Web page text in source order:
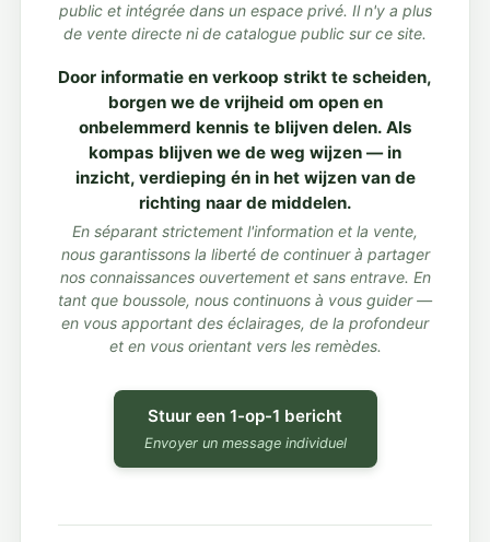
public et intégrée dans un espace privé. Il n'y a plus
de vente directe ni de catalogue public sur ce site.
Door informatie en verkoop strikt te scheiden,
borgen we de vrijheid om open en
onbelemmerd kennis te blijven delen. Als
kompas blijven we de weg wijzen — in
inzicht, verdieping én in het wijzen van de
richting naar de middelen.
En séparant strictement l'information et la vente,
nous garantissons la liberté de continuer à partager
nos connaissances ouvertement et sans entrave. En
tant que boussole, nous continuons à vous guider —
en vous apportant des éclairages, de la profondeur
et en vous orientant vers les remèdes.
Stuur een 1-op-1 bericht
Envoyer un message individuel